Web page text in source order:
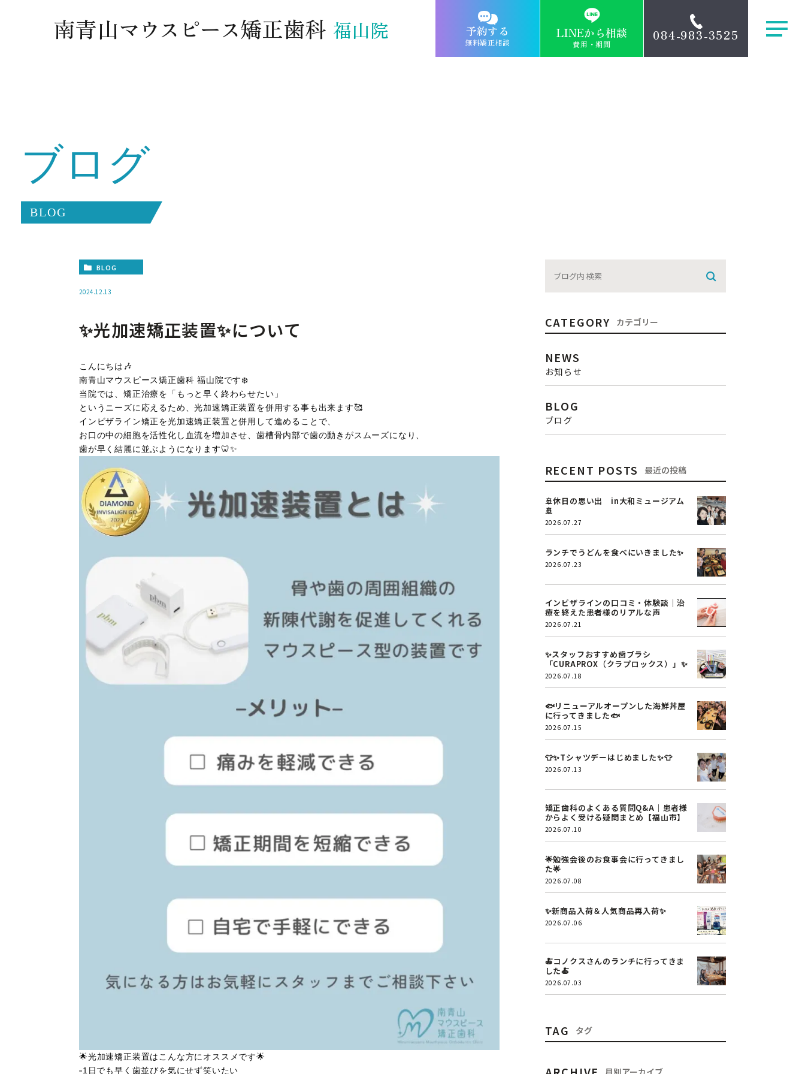
南青山マウスピース矯正歯科 福山院 予約する
無料矯正相談
LINEから相談
費用・期間
084-983-3525
Googleマップで見る
診療時間
休診日
ブログ
BLOG
BLOG
2024.12.13
✨光加速矯正装置✨について
こんにちは🎶
南青山マウスピース矯正歯科 福山院です❄️
当院では、矯正治療を「もっと早く終わらせたい」
というニーズに応えるため、光加速矯正装置を併用する事も出来ます🥰
インビザライン矯正を光加速矯正装置と併用して進めることで、
お口の中の細胞を活性化し血流を増加させ、歯槽骨内部で歯の動きがスムーズになり、
歯が早く結麗に並ぶようになります🦷✨
🌟光加速矯正装置はこんな方にオススメです🌟
▫️1日でも早く歯並びを気にせず笑いたい
CATEGORY カテゴリー
NEWS
お知らせ
BLOG
ブログ
RECENT POSTS 最近の投稿
🚢休日の思い出 in大和ミュージアム
🚢
2026.07.27
ランチでうどんを食べにいきました✨
2026.07.23
インビザラインの口コミ・体験談｜治
療を終えた患者様のリアルな声
2026.07.21
✨スタッフおすすめ歯ブラシ
「CURAPROX（クラプロックス）」✨
2026.07.18
🐟リニューアルオープンした海鮮丼屋
に行ってきました🐟
2026.07.15
👕✨Tシャツデーはじめました✨👕
2026.07.13
矯正歯科のよくある質問Q&A｜患者様
からよく受ける疑問まとめ【福山市】
2026.07.10
🌟勉強会後のお食事会に行ってきまし
た🌟
2026.07.08
✨新商品入荷＆人気商品再入荷✨
2026.07.06
🍝コノクスさんのランチに行ってきま
した🍝
2026.07.03
TAG タグ
月別アーカイブ